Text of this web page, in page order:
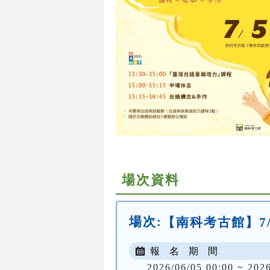
場次資料
場次: 【南科考古館】
報 名 期 間
2026/06/05 00:00 ~